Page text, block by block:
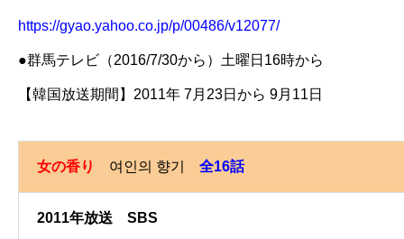
https://gyao.yahoo.co.jp/p/00486/v12077/
●群馬テレビ（2016/7/30から）土曜日16時から
【韓国放送期間】2011年 7月23日から 9月11日
女の香り 여인의 향기 全16話
2011年放送 SBS